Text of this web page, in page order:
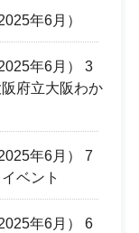
年6月）
年6月） 3
府立大阪わか
年6月） 7
ベント
年6月） 6